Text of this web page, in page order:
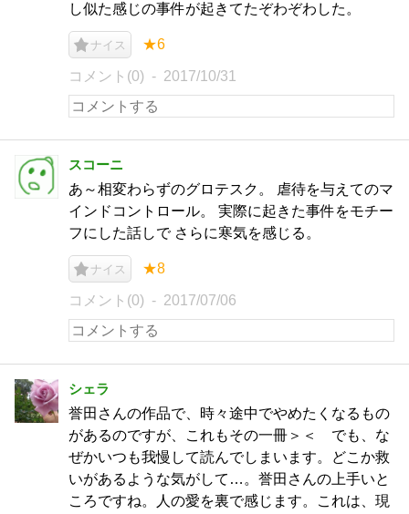
し似た感じの事件が起きてたぞわぞわした。
ナイス ★6
コメント(0) 2017/10/31
スコーニ
あ～相変わらずのグロテスク。 虐待を与えてのマ
インドコントロール。 実際に起きた事件をモチー
フにした話しで さらに寒気を感じる。
ナイス ★8
コメント(0) 2017/07/06
シェラ
誉田さんの作品で、時々途中でやめたくなるもの
があるのですが、これもその一冊＞＜ でも、な
ぜかいつも我慢して読んでしまいます。どこか救
いがあるような気がして…。誉田さんの上手いと
ころですね。人の愛を裏で感じます。これは、現